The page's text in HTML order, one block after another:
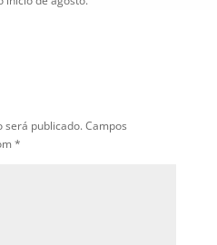
será publicado.Campos
*